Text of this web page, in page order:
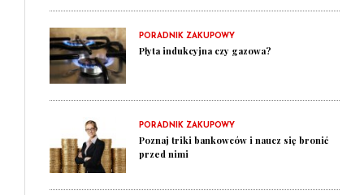
PORADNIK ZAKUPOWY
Płyta indukcyjna czy gazowa?
PORADNIK ZAKUPOWY
Poznaj triki bankowców i naucz się bronić
przed nimi